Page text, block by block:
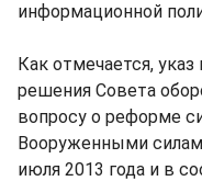
информационной
Как отмечается,
решения Совета
вопросу о реформе
Вооруженными
июля 2013 года и в